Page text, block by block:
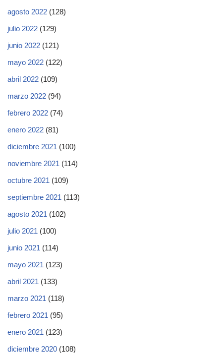
agosto 2022 (128)
julio 2022 (129)
junio 2022 (121)
mayo 2022 (122)
abril 2022 (109)
marzo 2022 (94)
febrero 2022 (74)
enero 2022 (81)
diciembre 2021 (100)
noviembre 2021 (114)
octubre 2021 (109)
septiembre 2021 (113)
agosto 2021 (102)
julio 2021 (100)
junio 2021 (114)
mayo 2021 (123)
abril 2021 (133)
marzo 2021 (118)
febrero 2021 (95)
enero 2021 (123)
diciembre 2020 (108)